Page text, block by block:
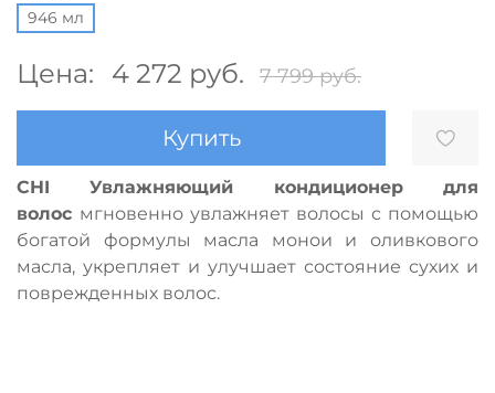
946 мл
Цена: 4 272 руб. 7 799 руб.
Купить
CHI Увлажняющий кондиционер для
волос мгновенно увлажняет волосы с помощью
богатой формулы масла монои и оливкового
масла, укрепляет и улучшает состояние сухих и
поврежденных волос.